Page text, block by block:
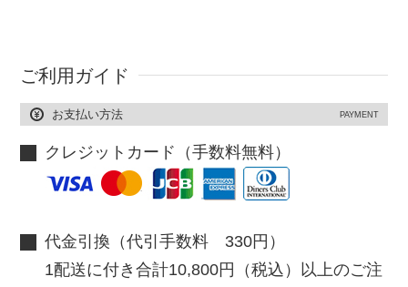
ご利用ガイド
お支払い方法 PAYMENT
クレジットカード（手数料無料）
代金引換（代引手数料 330円）
1配送に付き合計10,800円（税込）以上のご注